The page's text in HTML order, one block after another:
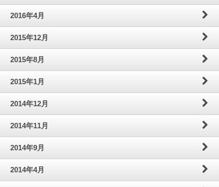
2016年4月
2015年12月
2015年8月
2015年1月
2014年12月
2014年11月
2014年9月
2014年4月